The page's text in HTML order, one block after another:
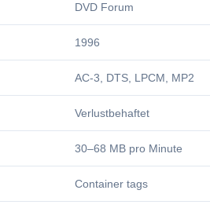
DVD Forum
1996
AC-3, DTS, LPCM, MP2
Verlustbehaftet
30–68 MB pro Minute
Container tags